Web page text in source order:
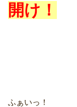
開け！
ふぁいっ！